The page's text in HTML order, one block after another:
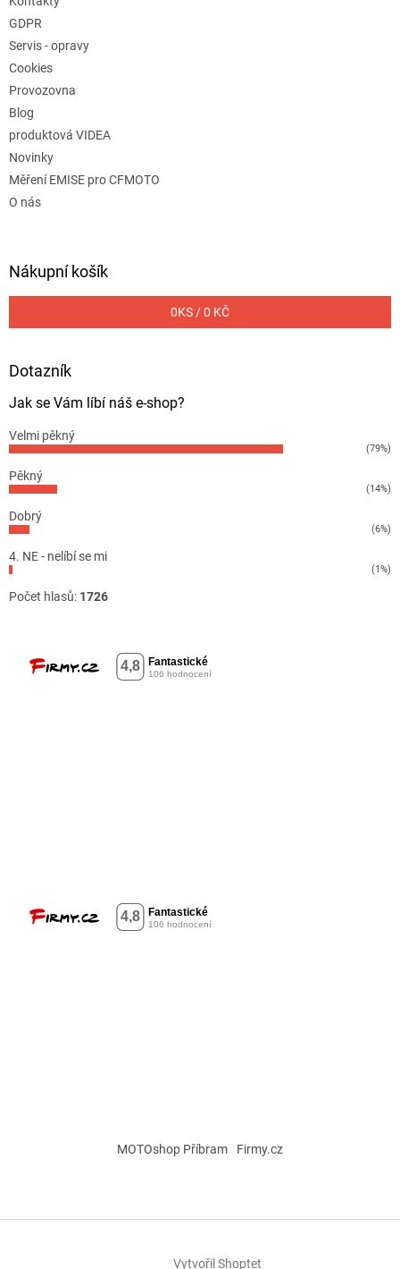
GDPR
Servis - opravy
Cookies
Provozovna
Blog
produktová VIDEA
Novinky
Měření EMISE pro CFMOTO
O nás
Nákupní košík
0KS /0 KČ
Dotazník
Jak se Vám líbí náš e-shop?
Velmi pěkný
(79%)
Pěkný
(14%)
Dobrý
(6%)
4. NE - nelíbí se mi
(1%)
Počet hlasů: 1726
MOTOshop Příbram Firmy.cz
Vytvořil Shoptet